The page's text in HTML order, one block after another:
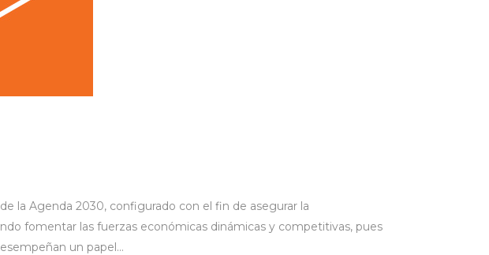
la Agenda 2030, configurado con el fin de asegurar la
fomentar las fuerzas económicas dinámicas y competitivas, pues
un papel...